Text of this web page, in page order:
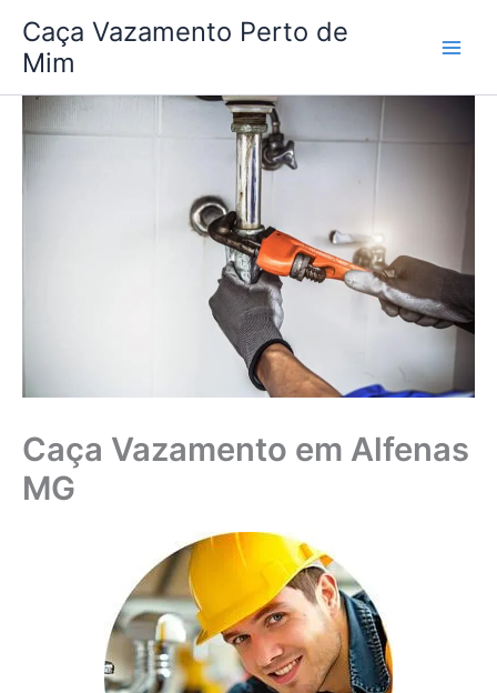
para
conteúdo
Caça Vazamento Perto de
Mim
Caça Vazamento em Alfenas
MG